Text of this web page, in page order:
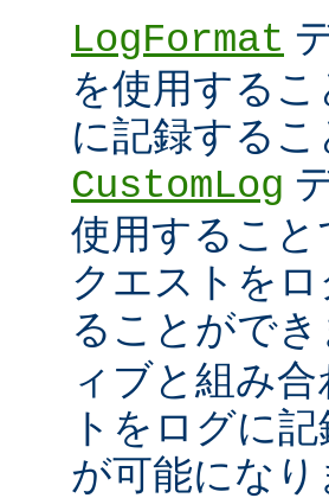
LogFormat
を使用する
に記録する
CustomLog
使用するこ
クエストを
ることができ
ィブと組み
トをログに
が可能にな